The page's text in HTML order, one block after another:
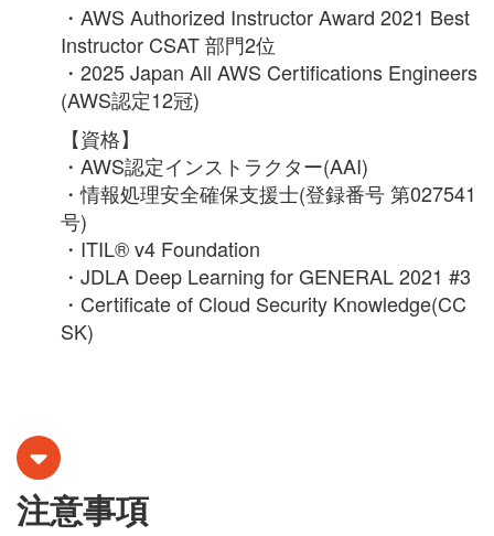
・AWS Authorized Instructor Award 2021 Best
Instructor CSAT 部門2位
・ 2025 Japan All AWS Certifications Engineers
(AWS認定12冠)
【資格】
・AWS認定インストラクター(AAI)
・情報処理安全確保支援士(登録番号 第027541
号)
・ITIL® v4 Foundation
・JDLA Deep Learning for GENERAL 2021 #3
・Certificate of Cloud Security Knowledge(CC
SK)
注意事項